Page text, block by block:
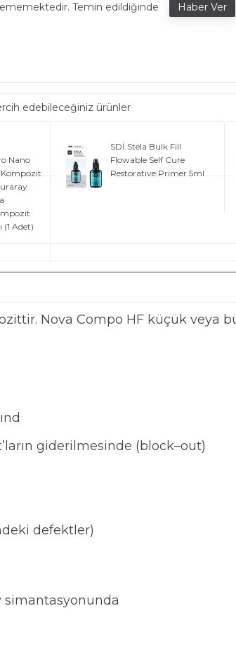
Temin edildiğinde
edebileceğiniz ürünler
Nano
Kompozit
(1 Adet)
SDİ Stela Bulk Fill
Flowable Self Cure
Restorative Primer 5ml
Nova Compo HF küçük veya
giderilmesinde (block–out)
defektler)
simantasyonunda